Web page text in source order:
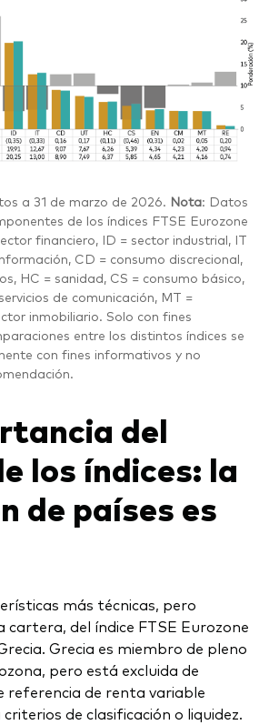
a 31 de marzo de 2026. Nota: Datos
de los índices FTSE Eurozone
financiero, ID = sector industrial, IT
CD = consumo discrecional,
HC = sanidad, CS = consumo básico,
de comunicación, MT =
inmobiliario. Solo con fines
entre los distintos índices se
con fines informativos y no
del
los índices: la
de países es
más técnicas, pero
cartera, del índice FTSE Eurozone
Grecia es miembro de pleno
pero está excluida de
referencia de renta variable
de clasificación o liquidez.